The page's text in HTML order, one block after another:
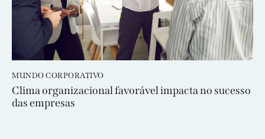
MUNDO CORPORATIVO
Clima organizacional favorável impacta no sucesso
das empresas